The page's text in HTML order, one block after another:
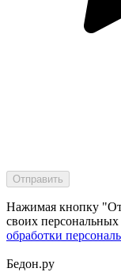
Нажимая кнопку
своих
обработки
Бедон.ру